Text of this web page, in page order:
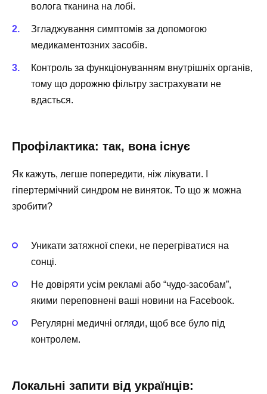
волога тканина на лобі.
Згладжування симптомів за допомогою
медикаментозних засобів.
Контроль за функціонуванням внутрішніх органів,
тому що дорожню фільтру застрахувати не
вдасться.
Профілактика: так, вона існує
Як кажуть, легше попередити, ніж лікувати. І
гіпертермічний синдром не виняток. То що ж можна
зробити?
Уникати затяжної спеки, не перегріватися на
сонці.
Не довіряти усім рекламі або “чудо-засобам”,
якими переповнені ваші новини на Facebook.
Регулярні медичні огляди, щоб все було під
контролем.
Локальні запити від українців: